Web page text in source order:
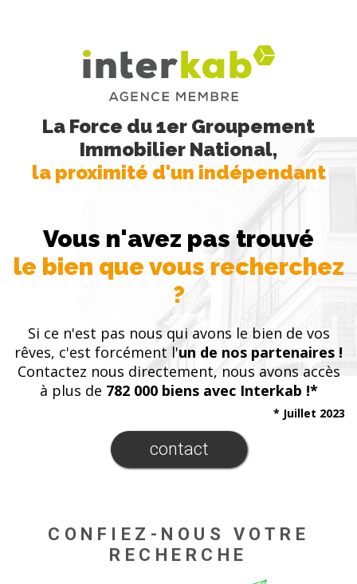
La Force du 1er Groupement
Immobilier National,
la proximité d'un indépendant
Vous n'avez pas trouvé
le bien que vous recherchez
?
Si ce n'est pas nous qui avons le bien de vos
rêves, c'est forcément l'un de nos partenaires !
Contactez nous directement, nous avons accès
à plus de 782 000 biens avec Interkab !*
contact
* Juillet 2023
CONFIEZ-NOUS VOTRE
RECHERCHE